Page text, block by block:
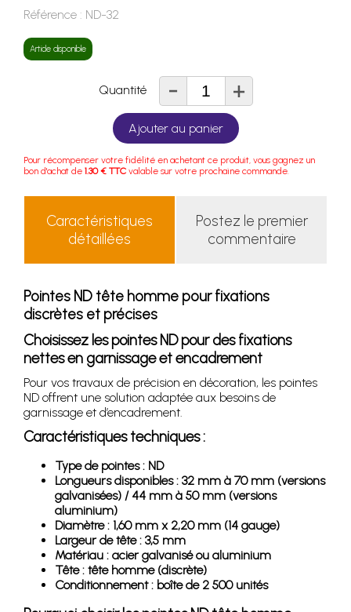
Référence : ND-32
Article disponible
Quantité - +
Ajouter au panier
Pour récompenser votre fidélité en achetant ce produit, vous gagnez un
bon d'achat de 1.30 € TTC valable sur votre prochaine commande.
Caractéristiques
détaillées
Postez le premier
commentaire
Pointes ND tête homme pour fixations
discrètes et précises
Choisissez les pointes ND pour des fixations
nettes en garnissage et encadrement
Pour vos travaux de précision en décoration, les pointes
ND offrent une solution adaptée aux besoins de
garnissage et d’encadrement.
Caractéristiques techniques :
Type de pointes : ND
Longueurs disponibles : 32 mm à 70 mm (versions
galvanisées) / 44 mm à 50 mm (versions
aluminium)
Diamètre : 1,60 mm x 2,20 mm (14 gauge)
Largeur de tête : 3,5 mm
Matériau : acier galvanisé ou aluminium
Tête : tête homme (discrète)
Conditionnement : boîte de 2 500 unités